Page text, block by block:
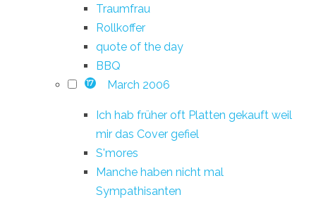
Traumfrau
Rollkoffer
quote of the day
BBQ
17 March 2006
Ich hab früher oft Platten gekauft weil
mir das Cover gefiel
S'mores
Manche haben nicht mal
Sympathisanten